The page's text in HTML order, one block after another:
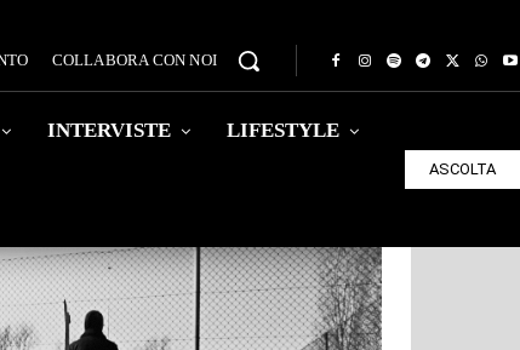
COLLABORA CON NOI
INTERVISTE LIFESTYLE
ASCOLTA